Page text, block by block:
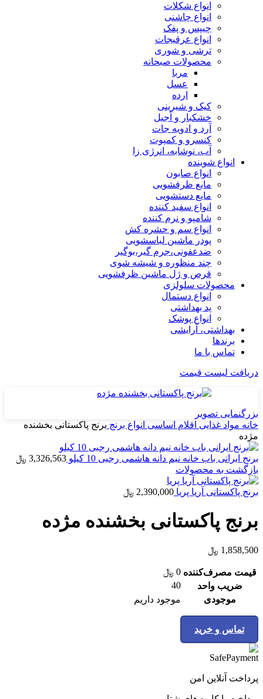
انواع شکلات
انواع چاشنی
چیپس و پفک
انواع عرقیجات
ترشی و شوری
محصولات صبحانه
مربا
عسل
ارده
کیک و شیرینی
خشکبار و آجیل
آرد و ادویه جات
کنسرو و کمپوت
آب، نوشابه، انرژی زا
انواع شوینده
انواع صابون
مایع ظرفشویی
مایع دستشویی
انواع سفید کننده
شامپو و نرم کننده
انواع سم و حشره کش
پودر ماشین لباسشویی
ضدعفونی،جرم گیر،بوگیر
چند منظوره و شیشه شوی
قرص و ژل ماشین ظرفشویی
محصولات سلولزی
انواع دستمال
پد بهداشتی
انواع پوشک
بهداشتی، آرایشی
برندها
تماس با ما
دریافت لیست قیمت
بزرگنمایی تصویر
خانه مواد غذایی اقلام اساسی انواع برنج برنج پاکستانی بخشنده
مژده
برنج ایرانی باب خانه نیم دانه هاشمی رجبی 10 کیلو 3,326,563 ﷼
بازگشت به محصولات
برنج پاکستانی آریا پریا 2,390,000 ﷼
برنج پاکستانی بخشنده مژده
1,858,500 ﷼
قیمت مصرف‌کننده 0 ﷼
ضریب واحد
40
موجودی
موجود داریم
تماس و خرید
پرداخت آنلاین امن